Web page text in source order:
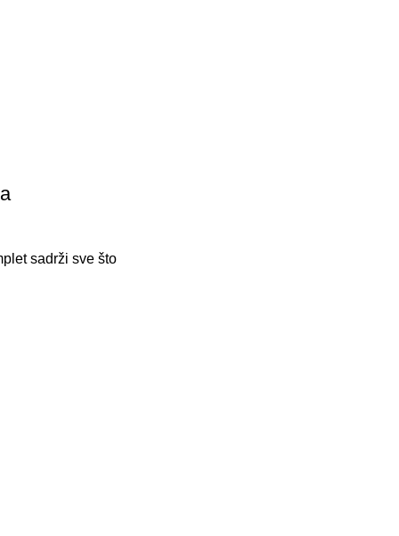
sadrži sve što